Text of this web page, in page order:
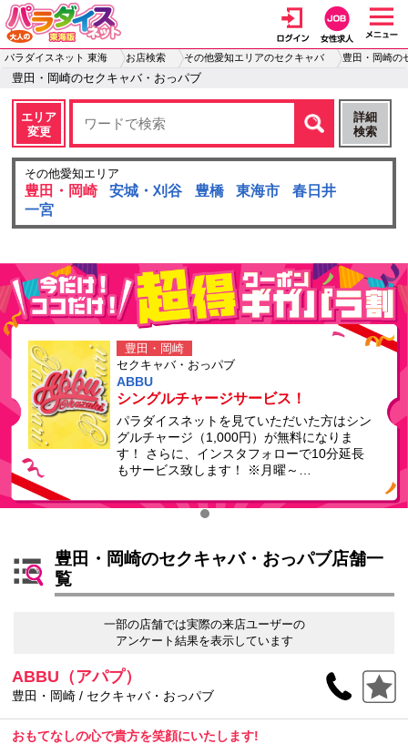
パラダイスネット 東海 お店検索 その他愛知エリアのセクキャバ 豊田・岡崎の
豊田・岡崎のセクキャバ・おっパブ
エリア
変更
詳細
検索
その他愛知エリア
豊田・岡崎 安城・刈谷 豊橋 東海市
春日井
一宮
豊田・岡崎
セクキャバ・おっパブ
ABBU
シングルチャージサービス！
パラダイスネットを見ていただいた方はシン
グルチャージ（1,000円）が無料になりま
す！ さらに、インスタフォローで10分延長
もサービス致します！ ※月曜～…
豊田・岡崎のセクキャバ・おっパブ店舗一
覧
一部の店舗では実際の来店ユーザーの
アンケート結果を表示しています
ABBU（アパプ）
豊田・岡崎 / セクキャバ・おっパブ
おもてなしの心で貴方を笑顔にいたします!